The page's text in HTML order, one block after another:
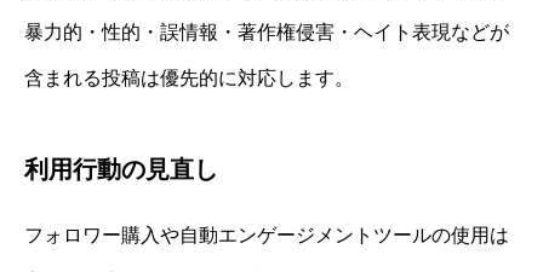
暴力的・性的・誤情報・著作権侵害・ヘイト表現などが
含まれる投稿は優先的に対応します。
利用行動の見直し
フォロワー購入や自動エンゲージメントツールの使用は